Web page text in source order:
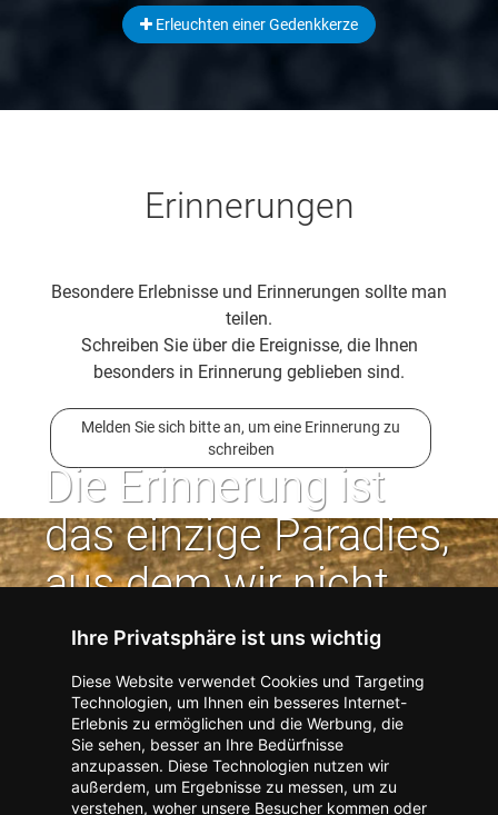
Ihre Privatsphäre ist uns wichtig
Diese Website verwendet Cookies und Targeting
Technologien, um Ihnen ein besseres Internet-
Erlebnis zu ermöglichen und die Werbung, die
Sie sehen, besser an Ihre Bedürfnisse
anzupassen. Diese Technologien nutzen wir
außerdem, um Ergebnisse zu messen, um zu
verstehen, woher unsere Besucher kommen oder
Erleuchten einer Gedenkkerze
Erinnerungen
Besondere Erlebnisse und Erinnerungen sollte man
teilen.
Schreiben Sie über die Ereignisse, die Ihnen
besonders in Erinnerung geblieben sind.
Melden Sie sich bitte an, um eine Erinnerung zu
schreiben
Die Erinnerung ist
das einzige Paradies,
aus dem wir nicht
vertrieben werden
können. | Jean Paul
Kontakt zum Verlag aufnehmen Missbrauch melden
Impressum Datenschutz
Barrierefreiheit
Barriere melden
Accessibility-Modus aktivieren